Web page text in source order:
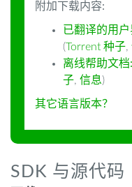
附加下载内容:
已翻译的用
(Torrent 种子,
离线帮助文档
子, 信息)
其它语言版本？
SDK 与源代码